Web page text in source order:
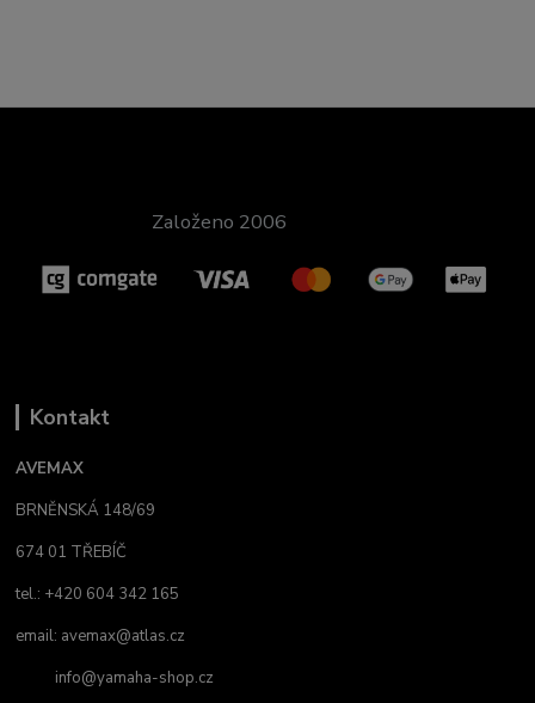
Založeno 2006
Kontakt
AVEMAX
BRNĚNSKÁ 148/69
674 01 TŘEBÍČ
tel.: +420 604 342 165
email: avemax@atlas.cz
info@yamaha-shop.cz